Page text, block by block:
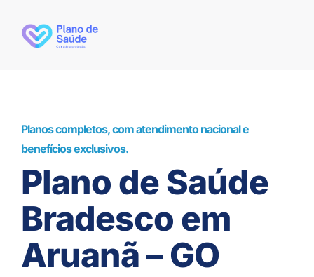
Planos completos, com atendimento nacional e
benefícios exclusivos.
Plano de Saúde
Bradesco em
Aruanã – GO